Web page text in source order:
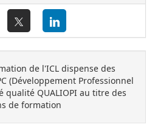
de l'ICL dispense des
(Développement Professionnel
qualité QUALIOPI au titre des
de formation